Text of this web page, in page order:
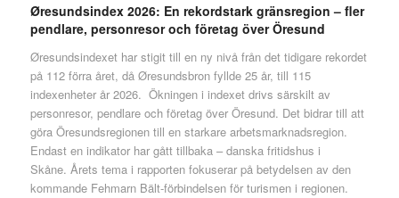
Øresundsindex 2026: En rekordstark gränsregion – fler
pendlare, personresor och företag över Öresund
Øresundsindexet har stigit till en ny nivå från det tidigare rekordet
på 112 förra året, då Øresundsbron fyllde 25 år, till 115
indexenheter år 2026. Ökningen i indexet drivs särskilt av
personresor, pendlare och företag över Öresund. Det bidrar till att
göra Öresundsregionen till en starkare arbetsmarknadsregion.
Endast en indikator har gått tillbaka – danska fritidshus i
Skåne. Årets tema i rapporten fokuserar på betydelsen av den
kommande Fehmarn Bält-förbindelsen för turismen i regionen.